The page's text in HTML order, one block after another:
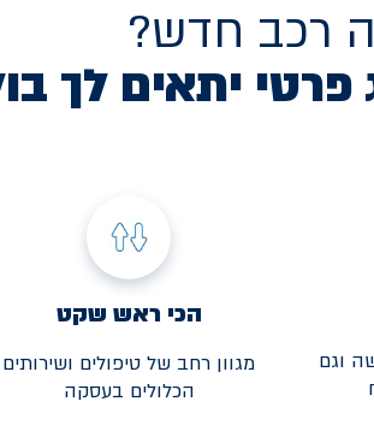
רכב חדש?
פרטי יתאים לך
וגם
הכי ראש שקט
מגוון רחב של טיפולים ושירותים
הכלולים בעסקה